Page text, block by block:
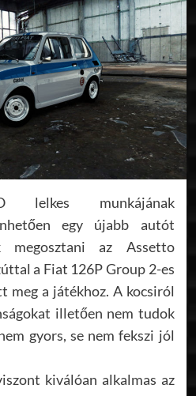
lelkes munkájának
egy újabb autót
megosztani az Assetto
a Fiat 126P Group 2-es
meg a játékhoz. A kocsiról
illetően nem tudok
gyors, se nem fekszi jól
kiválóan alkalmas az